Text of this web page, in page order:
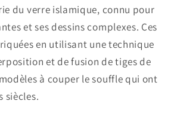
du verre islamique, connu pour
et ses dessins complexes. Ces
en utilisant une technique
et de fusion de tiges de
à couper le souffle qui ont
siècles.